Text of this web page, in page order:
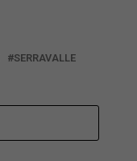
SERRAVALLE